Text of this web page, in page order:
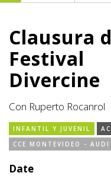
Clausura
Festival
Divercine
Con Ruperto Rocanrol
INFANTIL Y JUVENIL
CCE MONTEVIDEO -
Date